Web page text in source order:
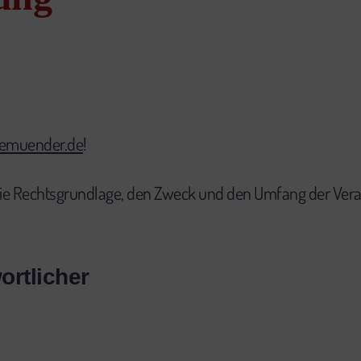
!
Rechtsgrundlage, den Zweck und den Umfang der